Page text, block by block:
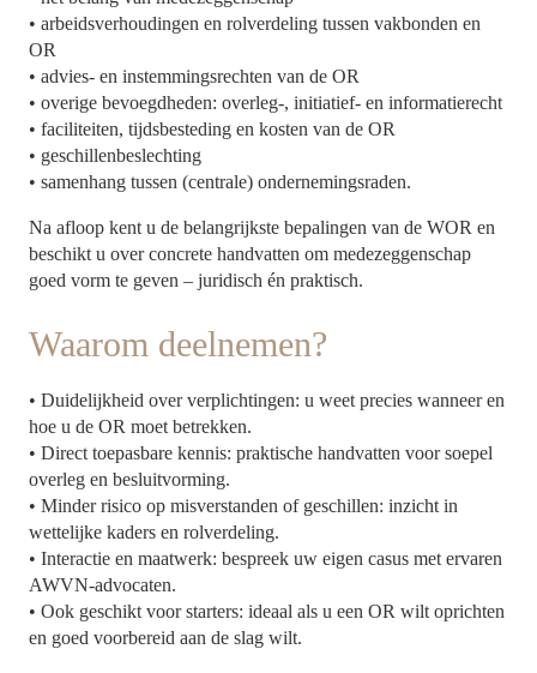
• arbeidsverhoudingen en rolverdeling tussen vakbonden en
OR
• advies- en instemmingsrechten van de OR
• overige bevoegdheden: overleg-, initiatief- en informatierecht
• faciliteiten, tijdsbesteding en kosten van de OR
• geschillenbeslechting
• samenhang tussen (centrale) ondernemingsraden.
Na afloop kent u de belangrijkste bepalingen van de WOR en
beschikt u over concrete handvatten om medezeggenschap
goed vorm te geven – juridisch én praktisch.
Waarom deelnemen?
• Duidelijkheid over verplichtingen: u weet precies wanneer en
hoe u de OR moet betrekken.
• Direct toepasbare kennis: praktische handvatten voor soepel
overleg en besluitvorming.
• Minder risico op misverstanden of geschillen: inzicht in
wettelijke kaders en rolverdeling.
• Interactie en maatwerk: bespreek uw eigen casus met ervaren
AWVN-advocaten.
• Ook geschikt voor starters: ideaal als u een OR wilt oprichten
en goed voorbereid aan de slag wilt.